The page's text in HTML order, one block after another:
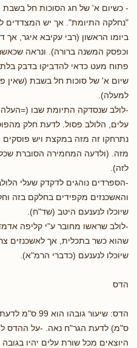
- כשיום א' של חג הסוכות חל בשבת
"נחלקה התיומת". אך יש המצדדים
ביומו הראשון (רבי עקיבא איגר,
וכפסק המשנה ברורה). ונראה
פתוח מעט כדאי להדביקו בדבק
שיום א' של סוכות חל בשבת (שאין
למעלה).
-לולב שנסדקה התיומת שבו
עלים, הלולב פסול. לדעת חלק
נתרחקו זה מזה במקצת ויש
מזה. (ולדעה המחמירה הסוברת
לזה).
-הספרדים נוהגים לדקדק שעלי
והאשכנזים מקפידים בחלקם בזה
שיוכלו לנענעם היטב (שד"ח).
-לולב שראשו מחובר ע"י קליפה
שהוא כשר בתכלית, אך לאשכנזים
שיוכלו לנענעם (כדברי הרמ"א).
הדס
ס"מ) לדעת הגר"ח נאה. -על ההדס
היוצאים מכל שורת עלים יהיו